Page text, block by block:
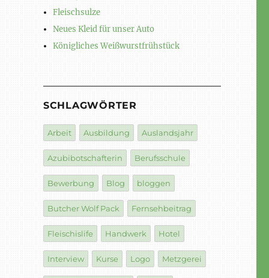
Fleischsulze
Neues Kleid für unser Auto
Königliches Weißwurstfrühstück
SCHLAGWÖRTER
Arbeit Ausbildung Auslandsjahr
Azubibotschafterin Berufsschule
Bewerbung Blog bloggen
Butcher Wolf Pack Fernsehbeitrag
Fleischislife Handwerk Hotel
Interview Kurse Logo Metzgerei